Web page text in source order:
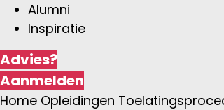
Alumni
Inspiratie
Advies?
Aanmelden
Home Opleidingen